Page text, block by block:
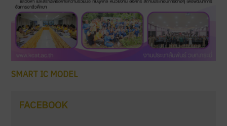
SMART IC MODEL
FACEBOOK